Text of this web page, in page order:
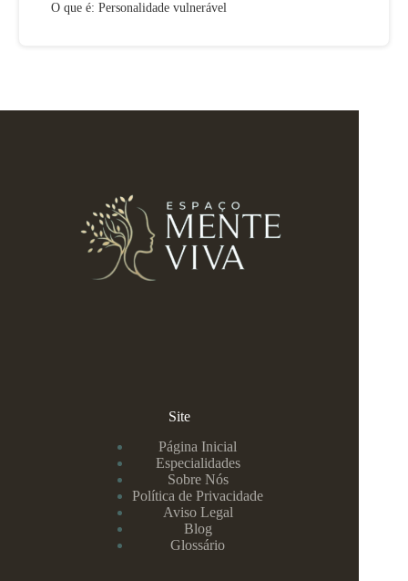
O que é: Personalidade vulnerável
Site
Página Inicial
Especialidades
Sobre Nós
Política de Privacidade
Aviso Legal
Blog
Glossário